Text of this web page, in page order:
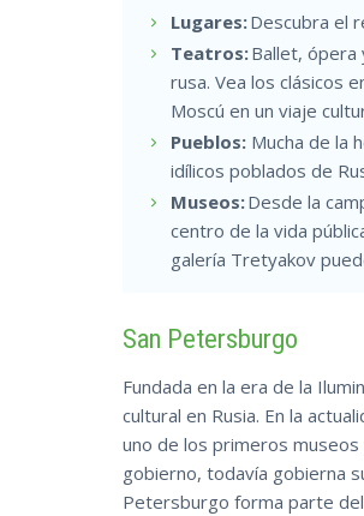
Lugares:Descubra el
Teatros:Ballet, ópera
rusa. Vea los clásicos
Moscú en un viaje
Pueblos: Mucha de la
idílicos poblados de
Museos:Desde la
centro de la vida
galería Tretyakov
San Petersburgo
Fundada en la era de la
cultural en Rusia. En la
uno de los primeros
gobierno, todavía gobierna
Petersburgo forma parte del